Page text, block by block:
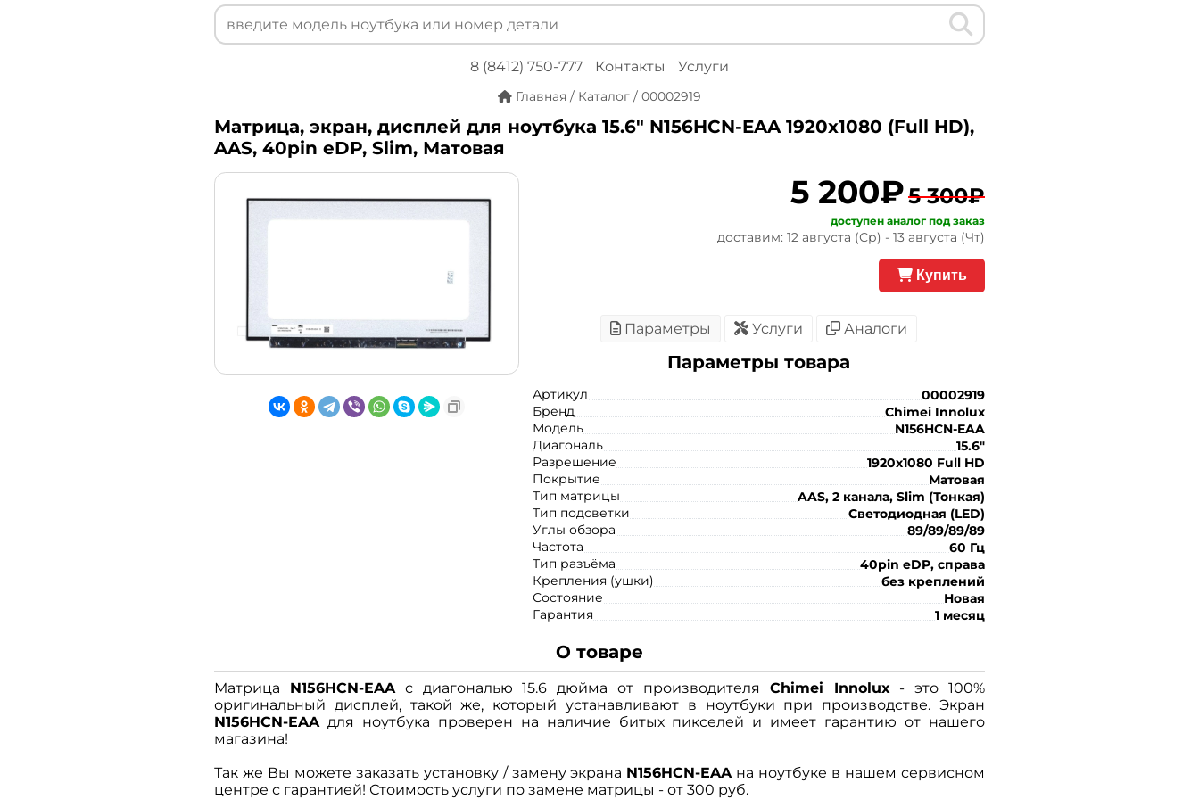
8 (8412) 750-777 Контакты Услуги
Главная / Каталог / 00002919
Матрица, экран, дисплей для ноутбука 15.6" N156HCN-EAA 1920x1080 (Full HD),
AAS, 40pin eDP, Slim, Матовая
5 200₽5 300₽
доступен аналог под заказ
доставим: 12 августа (Ср) - 13 августа (Чт)
Купить
Параметры Услуги Аналоги
Параметры товара
Артикул
00002919
Бренд
Chimei Innolux
Модель
N156HCN-EAA
Диагональ
15.6"
Разрешение
1920x1080 Full HD
Покрытие
Матовая
Тип матрицы
AAS, 2 канала, Slim (Тонкая)
Тип подсветки
Светодиодная (LED)
Углы обзора
89/89/89/89
Частота
60 Гц
Тип разъёма
40pin eDP, справа
Крепления (ушки)
без креплений
Состояние
Новая
Гарантия
1 месяц
О товаре
Матрица N156HCN-EAAс диагональю 15.6 дюйма от производителя Chimei Innolux- это 100%
оригинальный дисплей, такой же, который устанавливают в ноутбуки при производстве. Экран
N156HCN-EAAдля ноутбука проверен на наличие битых пикселей и имеет гарантию от нашего
магазина!
Так же Вы можете заказать установку / замену экрана N156HCN-EAAна ноутбуке в нашем сервисном
центре с гарантией! Стоимость услуги по замене матрицы - от 300 руб.